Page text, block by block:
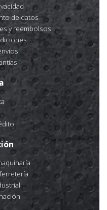
de datos
y reembolsos